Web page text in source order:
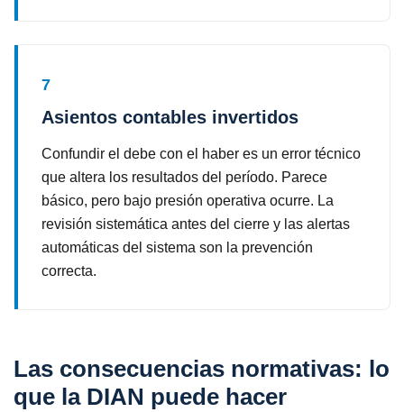
7
Asientos contables invertidos
Confundir el debe con el haber es un error técnico
que altera los resultados del período. Parece
básico, pero bajo presión operativa ocurre. La
revisión sistemática antes del cierre y las alertas
automáticas del sistema son la prevención
correcta.
Las consecuencias normativas: lo
que la DIAN puede hacer